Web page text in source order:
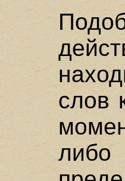
слов
либо